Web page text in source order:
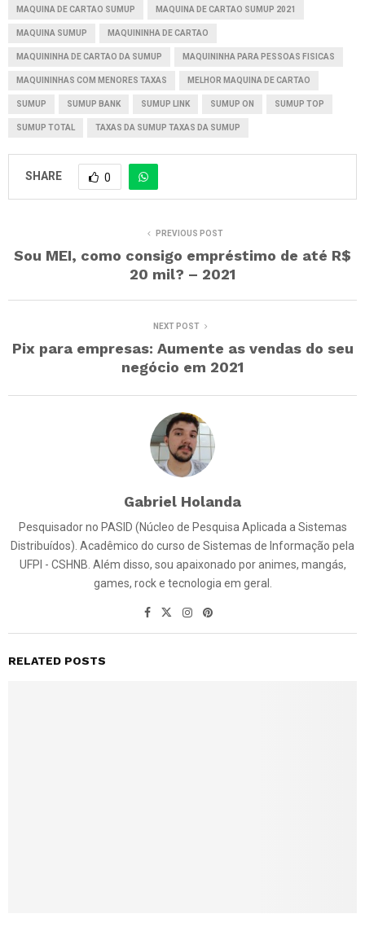
MAQUINA DE CARTAO SUMUP MAQUINA DE CARTAO SUMUP 2021
MAQUINA SUMUP MAQUININHA DE CARTAO
MAQUININHA DE CARTAO DA SUMUP MAQUININHA PARA PESSOAS FISICAS
MAQUININHAS COM MENORES TAXAS MELHOR MAQUINA DE CARTAO
SUMUP SUMUP BANK SUMUP LINK SUMUP ON SUMUP TOP
SUMUP TOTAL TAXAS DA SUMUP TAXAS DA SUMUP
SHARE 0
PREVIOUS POST
Sou MEI, como consigo empréstimo de até R$
20 mil? – 2021
NEXT POST
Pix para empresas: Aumente as vendas do seu
negócio em 2021
Gabriel Holanda
Pesquisador no PASID (Núcleo de Pesquisa Aplicada a Sistemas
Distribuídos). Acadêmico do curso de Sistemas de Informação pela
UFPI - CSHNB. Além disso, sou apaixonado por animes, mangás,
games, rock e tecnologia em geral.
RELATED POSTS